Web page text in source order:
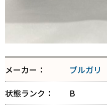
メーカー：
ブルガリ
状態ランク：
B